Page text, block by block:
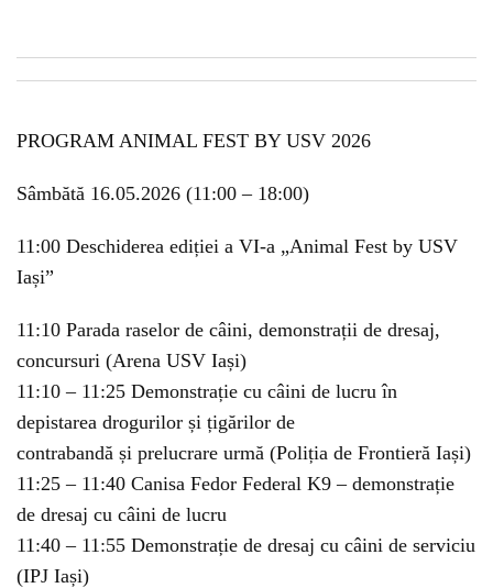
PROGRAM ANIMAL FEST BY USV 2026
Sâmbătă 16.05.2026 (11:00 – 18:00)
11:00 Deschiderea ediției a VI-a „Animal Fest by USV
Iași”
11:10 Parada raselor de câini, demonstrații de dresaj,
concursuri (Arena USV Iași)
11:10 – 11:25 Demonstrație cu câini de lucru în
depistarea drogurilor și țigărilor de
contrabandă și prelucrare urmă (Poliția de Frontieră Iași)
11:25 – 11:40 Canisa Fedor Federal K9 – demonstrație
de dresaj cu câini de lucru
11:40 – 11:55 Demonstrație de dresaj cu câini de serviciu
(IPJ Iași)